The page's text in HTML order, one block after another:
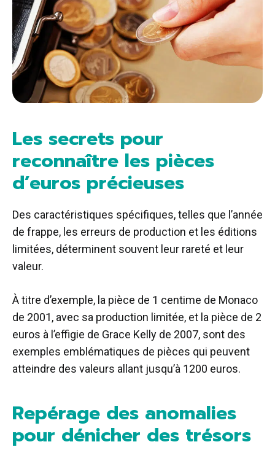
Les secrets pour
reconnaître les pièces
d’euros précieuses
Des caractéristiques spécifiques, telles que l’année
de frappe, les erreurs de production et les éditions
limitées, déterminent souvent leur rareté et leur
valeur.
À titre d’exemple, la pièce de 1 centime de Monaco
de 2001, avec sa production limitée, et la pièce de 2
euros à l’effigie de Grace Kelly de 2007, sont des
exemples emblématiques de pièces qui peuvent
atteindre des valeurs allant jusqu’à 1200 euros.
Repérage des anomalies
pour dénicher des trésors